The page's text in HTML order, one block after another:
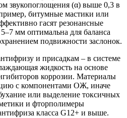
звукопоглощения (α) выше 0,3 в
битумные мастики или
гасят резонансные
мм оптимальна для баланса
подвижности заслонок.
и присадкам – в системе
жидкость на основе
коррозии. Материалы
с компонентами ОЖ, иначе
или выделение токсичных
и фторполимеры
класса G12+ и выше.